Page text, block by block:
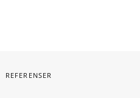
REFERENSER